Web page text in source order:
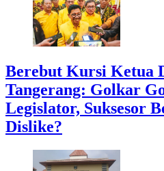
Berebut Kursi Ketua
Tangerang: Golkar
Legislator, Suksesor
Dislike?